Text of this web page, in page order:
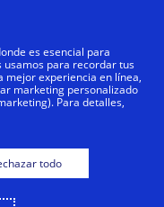
es esencial para
usamos para recordar tus
mejor experiencia en línea,
marketing personalizado
Para detalles,
todo